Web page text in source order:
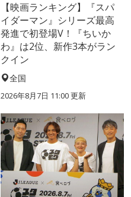
【映画ランキング】『スパ
イダーマン』シリーズ最高
発進で初登場V！『ちいか
わ』は2位、新作3本がラン
クイン
全国
2026年8月7日 11:00更新